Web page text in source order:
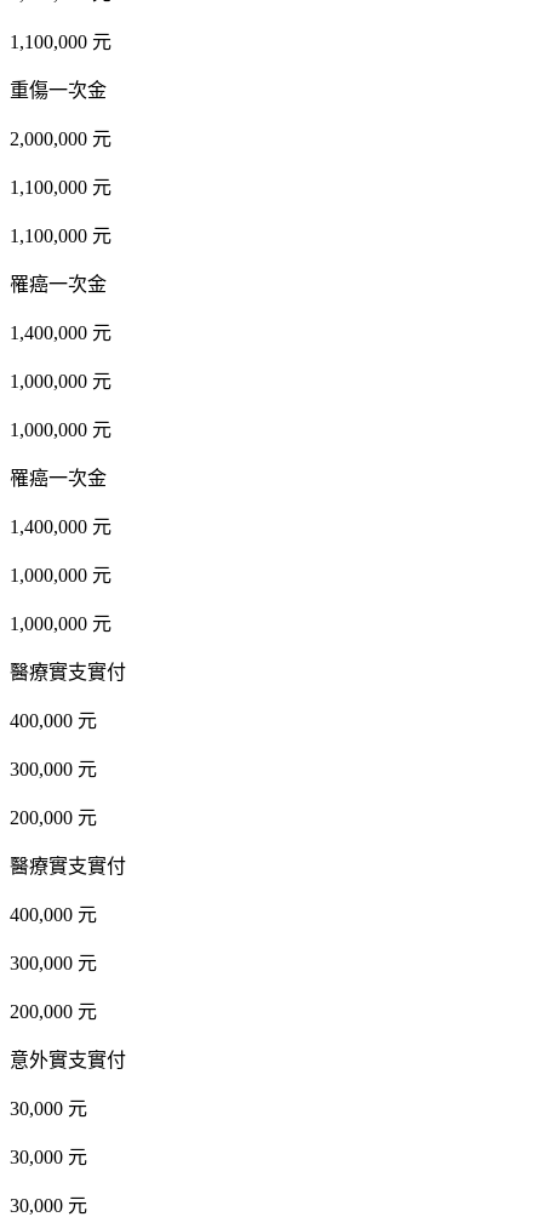
1,100,000 元
重傷一次金
2,000,000 元
1,100,000 元
1,100,000 元
罹癌一次金
1,400,000 元
1,000,000 元
1,000,000 元
罹癌一次金
1,400,000 元
1,000,000 元
1,000,000 元
醫療實支實付
400,000 元
300,000 元
200,000 元
醫療實支實付
400,000 元
300,000 元
200,000 元
意外實支實付
30,000 元
30,000 元
30,000 元